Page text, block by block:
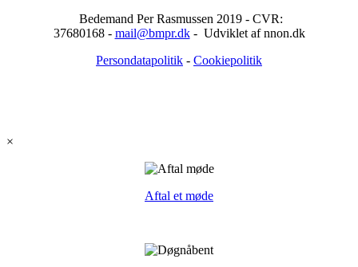
Bedemand Per Rasmussen 2019 - CVR:
37680168 - mail@bmpr.dk- Udviklet af nnon.dk
Persondatapolitik - Cookiepolitik
×
Aftal et møde